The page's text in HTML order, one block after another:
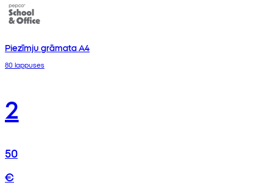
Piezīmju grāmata A4
80 lappuses
2
50
€